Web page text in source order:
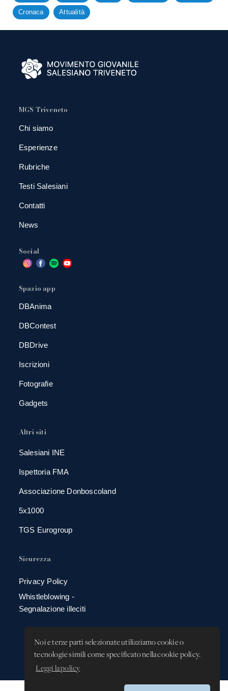
Noi e terze parti selezionate utilizziamo cookie o
tecnologie simili come specificato nella cookie policy.
Leggi la policy
Cronaca Attualità
MGS Triveneto
Chi siamo
Esperienze
Rubriche
Testi Salesiani
Contatti
News
Social
Spazio app
DBAnima
DBContest
DBDrive
Iscrizioni
Fotografie
Gadgets
Altri siti
Salesiani INE
Ispettoria FMA
Associazione Donboscoland
5x1000
TGS Eurogroup
Sicurezza
Privacy Policy
Whistleblowing -
Segnalazione illeciti